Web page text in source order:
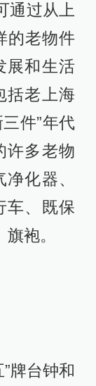
通过从上
的老物件
展和生活
括老上海
件”年代
许多老物
化器、
车、既保
袍。
牌台钟和